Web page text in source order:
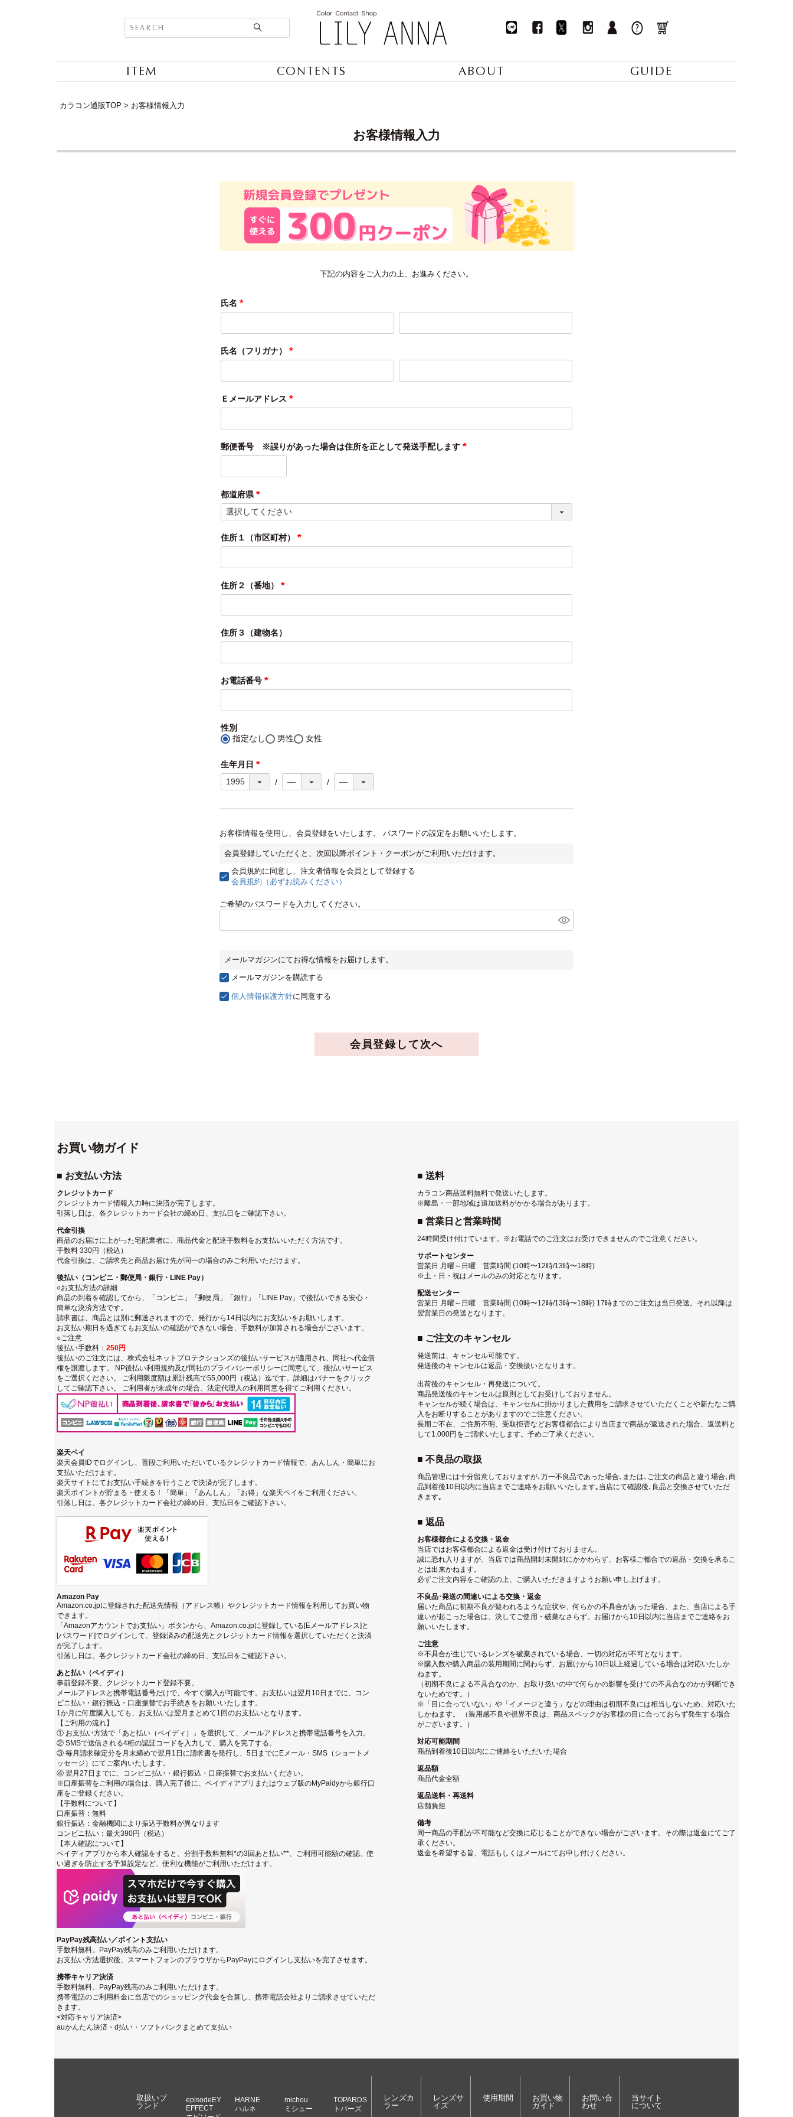
ITEM CONTENTS ABOUT GUIDE
カラコン通販TOP お客様情報入力
お客様情報入力
下記の内容をご入力の上、お進みください。
氏名
(必
氏名（フリガナ）
(必
Ｅメールアドレス
(必
郵便番号 ※誤りがあった場合は住所を正として発送手配します
都道府県
(必
須)
住所１（市区町村）
(必
住所２（番地）
(必
住所３（建物名）
お電話番号
(必
性別
指定なし
男性 女性
生年月日
(必
須)
お客様情報を使用し、会員登録をいたします。 パスワードの設定をお願いいたします。
会員登録していただくと、次回以降ポイント・クーポンがご利用いただけます。
会員規約に同意し、注文者情報を会員として登録する
会員規約（必ずお読みください）
ご希望のパスワードを入力してください。
メールマガジンにてお得な情報をお届けします。
メールマガジンを購読する
個人情報保護方針に同意する
会員登録して次へ
お買い物ガイド
■ お支払い方法
クレジットカード
クレジットカード情報入力時に決済が完了します。
引落し日は、各クレジットカード会社の締め日、支払日をご確認下さい。
代金引換
商品のお届けに上がった宅配業者に、商品代金と配達手数料をお支払いいただく方法です。
手数料 330円（税込）
代金引換は、ご請求先と商品お届け先が同一の場合のみご利用いただけます。
後払い（コンビニ・郵便局・銀行・LINE Pay）
○お支払方法の詳細
商品の到着を確認してから、「コンビニ」「郵便局」「銀行」「LINE Pay」で後払いできる安心・
簡単な決済方法です。
請求書は、商品とは別に郵送されますので、発行から14日以内にお支払いをお願いします。
お支払い期日を過ぎてもお支払いの確認ができない場合、手数料が加算される場合がございます。
○ご注意
後払い手数料： 250円
後払いのご注文には、 株式会社ネットプロテクションズの後払いサービスが適用され、同社へ代金債
権を譲渡します。
NP後払い利用規約及び同社のプライバシーポリシーに同意して、後払いサービス
をご選択ください。 ご利用限度額は累計残高で55,000円（税込）迄です。詳細はバナーをクリック
してご確認下さい。 ご利用者が未成年の場合、法定代理人の利用同意を得てご利用ください。
楽天ペイ
楽天会員IDでログインし、普段ご利用いただいているクレジットカード情報で、あんしん・簡単にお
支払いただけます。
楽天サイトにてお支払い手続きを行うことで決済が完了します。
楽天ポイントが貯まる・使える！「簡単」「あんしん」「お得」な楽天ペイをご利用ください。
引落し日は、各クレジットカード会社の締め日、支払日をご確認下さい。
Amazon Pay
Amazon.co.jpに登録された配送先情報（アドレス帳）やクレジットカード情報を利用してお買い物
できます。
「Amazonアカウントでお支払い」ボタンから、Amazon.co.jpに登録している[Eメールアドレス]と
[パスワード]でログインして、登録済みの配送先とクレジットカード情報を選択していただくと決済
が完了します。
引落し日は、各クレジットカード会社の締め日、支払日をご確認下さい。
あと払い（ペイディ）
事前登録不要、クレジットカード登録不要。
メールアドレスと携帯電話番号だけで、今すぐ購入が可能です。お支払いは翌月10日までに、コン
ビニ払い・銀行振込・口座振替でお手続きをお願いいたします。
1か月に何度購入しても、お支払いは翌月まとめて1回のお支払いとなります。
【ご利用の流れ】
① お支払い方法で「あと払い（ペイディ）」を選択して、メールアドレスと携帯電話番号を入力。
② SMSで送信される4桁の認証コードを入力して、購入を完了する。
③ 毎月請求確定分を月末締めで翌月1日に請求書を発行し、5日までにEメール・SMS（ショートメ
ッセージ）にてご案内いたします。
④ 翌月27日までに、コンビニ払い・銀行振込・口座振替でお支払いください。
※口座振替をご利用の場合は、購入完了後に、ペイディアプリまたはウェブ版のMyPaidyから銀行口
座をご登録ください。
【手数料について】
口座振替：無料
銀行振込：金融機関により振込手数料が異なります
コンビニ払い：最大390円（税込）
【本人確認について】
ペイディアプリから本人確認をすると、分割手数料無料*の3回あと払い**、ご利用可能額の確認、使
い過ぎを防止する予算設定など、便利な機能がご利用いただけます。
PayPay残高払い／ポイント支払い
手数料無料。PayPay残高のみご利用いただけます。
お支払い方法選択後、スマートフォンのブラウザからPayPayにログインし支払いを完了させます。
携帯キャリア決済
手数料無料。PayPay残高のみご利用いただけます。
携帯電話のご利用料金に当店でのショッピング代金を合算し、携帯電話会社よりご請求させていただ
きます。
<対応キャリア決済>
auかんたん決済・d払い・ソフトバンクまとめて支払い
■ 送料
カラコン商品送料無料で発送いたします。
※離島・一部地域は追加送料がかかる場合があります。
■ 営業日と営業時間
24時間受け付けています。 ※お電話でのご注文はお受けできませんのでご注意ください。
サポートセンター
営業日 月曜～日曜 営業時間 (10時〜12時/13時〜18時)
※土・日・祝はメールのみの対応となります。
配送センター
営業日 月曜～日曜 営業時間 (10時〜12時/13時〜18時) 17時までのご注文は当日発送。それ以降は
翌営業日の発送となります。
■ ご注文のキャンセル
発送前は、キャンセル可能です。
発送後のキャンセルは返品・交換扱いとなります。
出荷後のキャンセル・再発送について。
商品発送後のキャンセルは原則としてお受けしておりません。
キャンセルが続く場合は、キャンセルに掛かりました費用をご請求させていただくことや新たなご購
入をお断りすることがありますのでご注意ください。
長期ご不在、ご住所不明、受取拒否などお客様都合により当店まで商品が返送された場合、返送料と
して1.000円をご請求いたします。予めご了承ください。
■ 不良品の取扱
商品管理には十分留意しておりますが､万一不良品であった場合､または､ご注文の商品と違う場合､商
品到着後10日以内に当店までご連絡をお願いいたします｡当店にて確認後､良品と交換させていただ
きます｡
■ 返品
お客様都合による交換・返金
当店ではお客様都合による返金は受け付けておりません。
誠に恐れ入りますが、当店では商品開封未開封にかかわらず、お客様ご都合での返品・交換を承るこ
とは出来かねます。
必ずご注文内容をご確認の上、ご購入いただきますようお願い申し上げます。
不良品･発送の間違いによる交換・返金
届いた商品に初期不良が疑われるような症状や、何らかの不具合があった場合、また、当店による手
違いが起こった場合は、決してご使用・破棄なさらず、お届けから10日以内に当店までご連絡をお
願いいたします。
ご注意
※不具合が生じているレンズを破棄されている場合、一切の対応が不可となります。
※購入数や購入商品の装用期間に関わらず、お届けから10日以上経過している場合は対応いたしか
ねます。
（初期不良による不具合なのか、お取り扱いの中で何らかの影響を受けての不具合なのかが判断でき
ないためです。）
※「目に合っていない」や「イメージと違う」などの理由は初期不良には相当しないため、対応いた
しかねます。 （装用感不良や視界不良は、商品スペックがお客様の目に合っておらず発生する場合
がございます。）
対応可能期間
商品到着後10日以内にご連絡をいただいた場合
返品額
商品代金全額
返品送料・再送料
店舗負担
備考
同一商品の手配が不可能など交換に応じることができない場合がございます。その際は返金にてご了
承ください。
返金を希望する旨、電話もしくはメールにてお申し付けください。
取扱いブ
ランド
episodeEY
EFFECT
HARNE
ハルネ
michou
ミシュー
TOPARDS
トパーズ
レンズカ
ラー
レンズサ
イズ
使用期間
お買い物
ガイド
お問い合
わせ
当サイト
について